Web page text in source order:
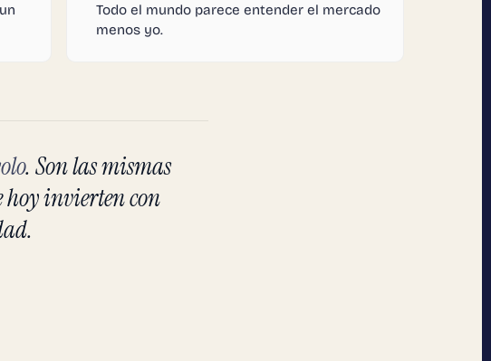
Todo el mundo parece entender el mercado
menos yo.
. Son las mismas
hoy invierten con